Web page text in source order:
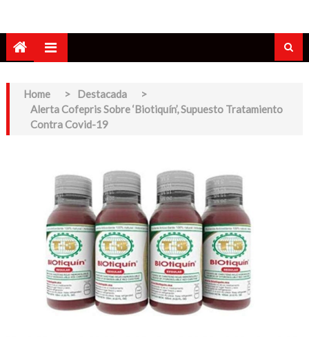
Home > Destacada
>
Alerta Cofepris Sobre ‘Biotiquín’, Supuesto Tratamiento
Contra Covid-19